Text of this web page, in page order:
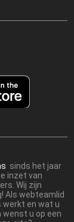
sinds het jaar
inzet van
Wij zijn
Als webteamlid
werkt en wat u
wenst u op een